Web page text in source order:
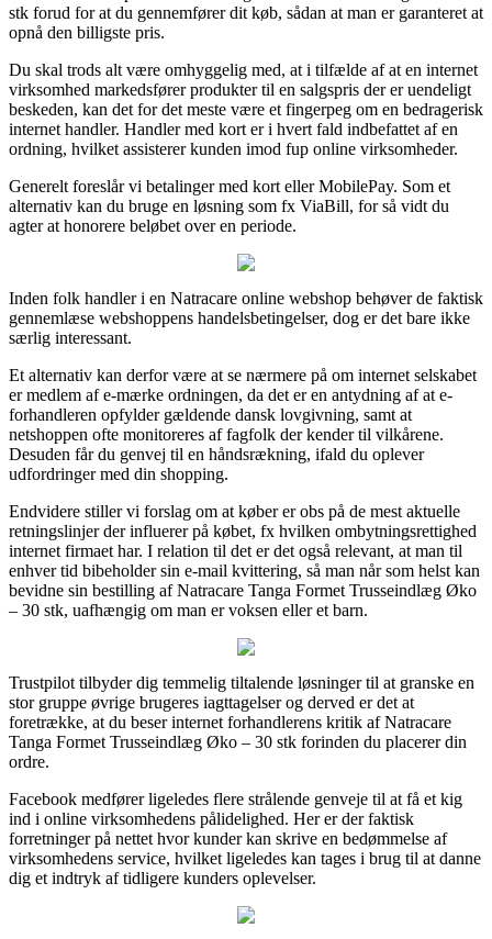
stk forud for at du gennemfører dit køb, sådan at man er garanteret at
opnå den billigste pris.
Du skal trods alt være omhyggelig med, at i tilfælde af at en internet
virksomhed markedsfører produkter til en salgspris der er uendeligt
beskeden, kan det for det meste være et fingerpeg om en bedragerisk
internet handler. Handler med kort er i hvert fald indbefattet af en
ordning, hvilket assisterer kunden imod fup online virksomheder.
Generelt foreslår vi betalinger med kort eller MobilePay. Som et
alternativ kan du bruge en løsning som fx ViaBill, for så vidt du
agter at honorere beløbet over en periode.
Inden folk handler i en Natracare online webshop behøver de faktisk
gennemlæse webshoppens handelsbetingelser, dog er det bare ikke
særlig interessant.
Et alternativ kan derfor være at se nærmere på om internet selskabet
er medlem af e-mærke ordningen, da det er en antydning af at e-
forhandleren opfylder gældende dansk lovgivning, samt at
netshoppen ofte monitoreres af fagfolk der kender til vilkårene.
Desuden får du genvej til en håndsrækning, ifald du oplever
udfordringer med din shopping.
Endvidere stiller vi forslag om at køber er obs på de mest aktuelle
retningslinjer der influerer på købet, fx hvilken ombytningsrettighed
internet firmaet har. I relation til det er det også relevant, at man til
enhver tid bibeholder sin e-mail kvittering, så man når som helst kan
bevidne sin bestilling af Natracare Tanga Formet Trusseindlæg Øko
– 30 stk, uafhængig om man er voksen eller et barn.
Trustpilot tilbyder dig temmelig tiltalende løsninger til at granske en
stor gruppe øvrige brugeres iagttagelser og derved er det at
foretrække, at du beser internet forhandlerens kritik af Natracare
Tanga Formet Trusseindlæg Øko – 30 stk forinden du placerer din
ordre.
Facebook medfører ligeledes flere strålende genveje til at få et kig
ind i online virksomhedens pålidelighed. Her er der faktisk
forretninger på nettet hvor kunder kan skrive en bedømmelse af
virksomhedens service, hvilket ligeledes kan tages i brug til at danne
dig et indtryk af tidligere kunders oplevelser.